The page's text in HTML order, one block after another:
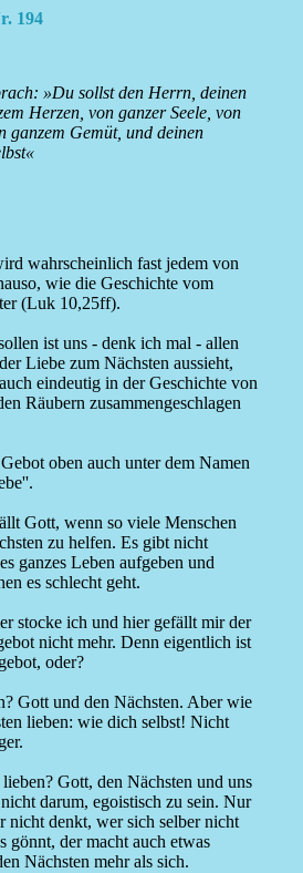
194
»Du sollst den Herrn, deinen
Herzen, von ganzer Seele, von
ganzem Gemüt, und deinen
wahrscheinlich fast jedem von
wie die Geschichte vom
(Luk 10,25ff).
ist uns - denk ich mal - allen
Liebe zum Nächsten aussieht,
eindeutig in der Geschichte von
Räubern zusammengeschlagen
oben auch unter dem Namen
Gott, wenn so viele Menschen
zu helfen. Es gibt nicht
ganzes Leben aufgeben und
es schlecht geht.
stocke ich und hier gefällt mir der
nicht mehr. Denn eigentlich ist
oder?
Gott und den Nächsten. Aber wie
lieben: wie dich selbst! Nicht
Gott, den Nächsten und uns
darum, egoistisch zu sein. Nur
nicht denkt, wer sich selber nicht
gönnt, der macht auch etwas
Nächsten mehr als sich.